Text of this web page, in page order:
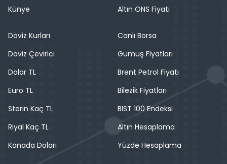
Künye
Altın ONS Fiyatı
Döviz Kurları
Döviz Çevirici
Dolar TL
Euro TL
Sterin Kaç TL
Riyal Kaç TL
Kanada Doları
Canlı Borsa
Gümüş Fiyatları
Brent Petrol Fiyatı
Bilezik Fiyatları
BIST 100 Endeksi
Altın Hesaplama
Yüzde Hesaplama